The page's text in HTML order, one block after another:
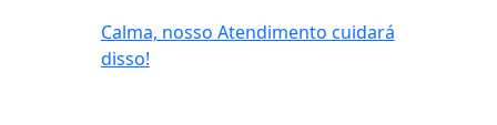
Calma, nosso Atendimento cuidará
disso!